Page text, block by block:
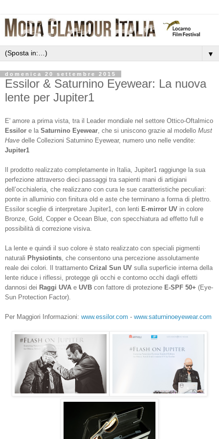
▼
domenica 20 settembre 2015
Essilor & Saturnino Eyewear: La nuova
lente per Jupiter1
E' amore a prima vista, tra il Leader mondiale nel settore Ottico-Oftalmico
Essilor e la Saturnino Eyewear, che si uniscono grazie al modello Must
Have delle Collezioni Saturnino Eyewear, numero uno nelle vendite:
Jupiter1
Il prodotto realizzato completamente in Italia, Jupiter1 raggiunge la sua
perfezione attraverso dieci passaggi tra sapienti mani di artigiani
dell’occhialeria, che realizzano con cura le sue caratteristiche peculiari:
ponte in alluminio con finitura old e aste che terminano a forma di plettro.
Essilor sceglie di interpretare Jupiter1, con lenti E-mirror UV in colore
Bronze, Gold, Copper e Ocean Blue, con specchiatura ad effetto full e
possibilità di correzione visiva.
La lente e quindi il suo colore è stato realizzato con speciali pigmenti
naturali Physiotints, che consentono una percezione assolutamente
reale dei colori. Il trattamento Crizal Sun UV sulla superficie interna della
lente riduce i riflessi, protegge gli occhi e contorno occhi dagli effetti
dannosi dei Raggi UVA e UVB con fattore di protezione E-SPF 50+ (Eye-
Sun Protection Factor).
Per Maggiori Informazioni: www.essilor.com - www.saturninoeyewear.com